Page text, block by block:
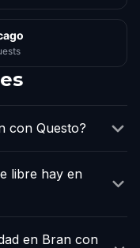
con Questo?
libre hay en
en Bran con